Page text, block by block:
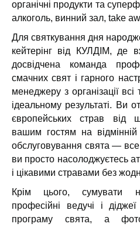
органічні продукти та
алкоголь, винний зал, take
Для святкування дня
кейтерінг від КУЛДІМ, де
досвідчена команда
смачних свят і гарного
менеджеру з організації
ідеальному результаті. Ви
європейських страв від
вашим гостям на
обслуговування свята —
ви просто насолоджуєтесь
і цікавими стравами без
Крім цього, сумувати
професійні ведучі і
програму свята, а